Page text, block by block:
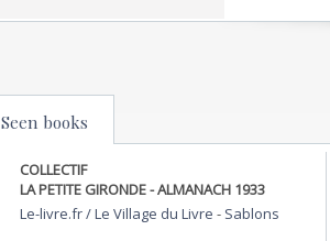
Seen books
COLLECTIF
LA PETITE GIRONDE - ALMANACH 1933
Le-livre.fr / Le Village du Livre - Sablons